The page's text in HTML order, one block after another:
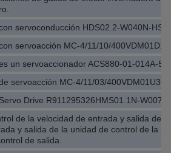
servoconducción HDS02.2-W040N-
servoacción MC-4/11/10/
un servoaccionador ACS880-01-014A-
servoacción MC-4/11/03/
Drive R911295326HMS01.1N-
de la velocidad de entrada y salida de
y salida de la unidad de control de la
de salida.